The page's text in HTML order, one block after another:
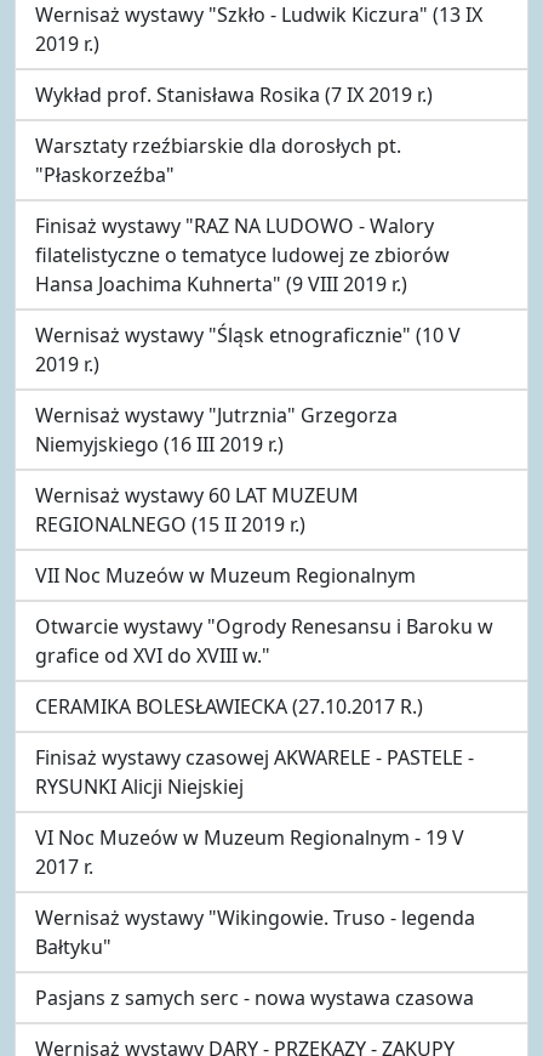
Wernisaż wystawy "Szkło - Ludwik Kiczura" (13 IX
2019 r.)
Wykład prof. Stanisława Rosika (7 IX 2019 r.)
Warsztaty rzeźbiarskie dla dorosłych pt.
"Płaskorzeźba"
Finisaż wystawy "RAZ NA LUDOWO - Walory
filatelistyczne o tematyce ludowej ze zbiorów
Hansa Joachima Kuhnerta" (9 VIII 2019 r.)
Wernisaż wystawy "Śląsk etnograficznie" (10 V
2019 r.)
Wernisaż wystawy "Jutrznia" Grzegorza
Niemyjskiego (16 III 2019 r.)
Wernisaż wystawy 60 LAT MUZEUM
REGIONALNEGO (15 II 2019 r.)
VII Noc Muzeów w Muzeum Regionalnym
Otwarcie wystawy "Ogrody Renesansu i Baroku w
grafice od XVI do XVIII w."
CERAMIKA BOLESŁAWIECKA (27.10.2017 R.)
Finisaż wystawy czasowej AKWARELE - PASTELE -
RYSUNKI Alicji Niejskiej
VI Noc Muzeów w Muzeum Regionalnym - 19 V
2017 r.
Wernisaż wystawy "Wikingowie. Truso - legenda
Bałtyku"
Pasjans z samych serc - nowa wystawa czasowa
Wernisaż wystawy DARY - PRZEKAZY - ZAKUPY